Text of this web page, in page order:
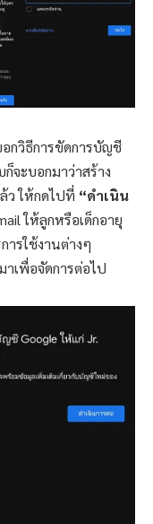
กวิธีการขัดการบัญชี
จะบอกมาว่าสร้าง
ว ให้กดไปที่ “ดำเนิน
ให้ลูกหรือเด็กอายุ
ารใช้งานต่างๆ
าเพื่อจัดการต่อไป